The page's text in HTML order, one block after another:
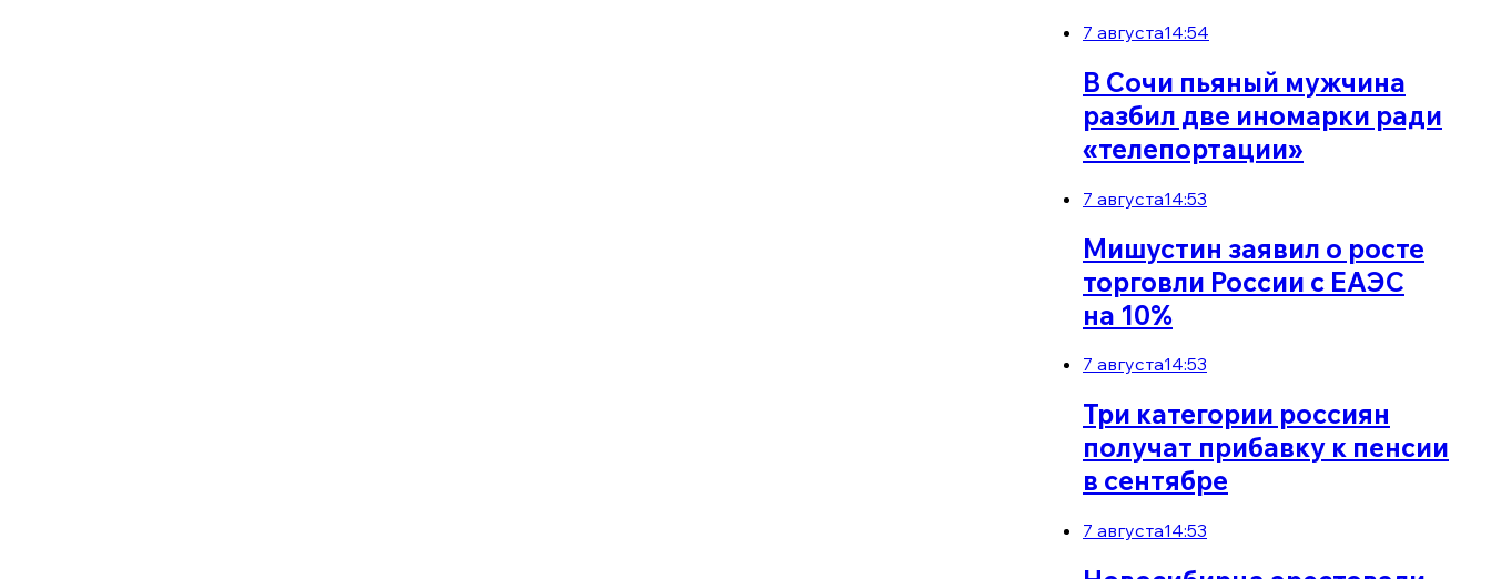
7 августа14:54
В Сочи пьяный мужчина
разбил две иномарки ради
«телепортации»
7 августа14:53
Мишустин заявил о росте
торговли России с ЕАЭС
на 10%
7 августа14:53
Три категории россиян
получат прибавку к пенсии
в сентябре
7 августа14:53